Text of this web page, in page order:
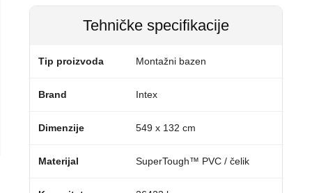
Tehničke specifikacije
Tip proizvoda Montažni bazen
Brand Intex
Dimenzije 549 x 132 cm
Materijal SuperTough™ PVC / čelik